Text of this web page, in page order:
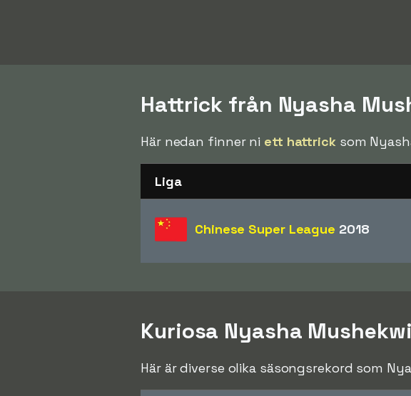
Hattrick från Nyasha
Här nedan finner ni ett hattrick som
Liga
Chinese Super League 2018
Kuriosa Nyasha Mushekwi
Här är diverse olika säsongsrekord som